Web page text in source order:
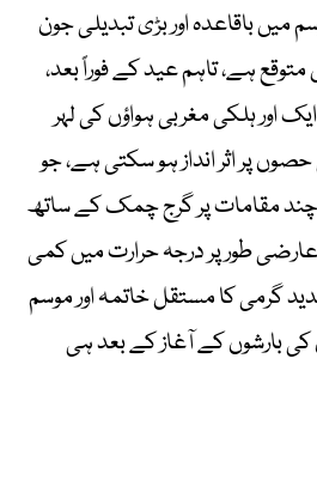
باقاعدہ اور بڑی تبدیلی جون
ہے، تاہم عید کے فوراً بعد،
اور ہلکی مغربی ہواؤں کی لہر
پر اثر انداز ہو سکتی ہے، جو
چند مقامات پر گرج چمک کے ساتھ
طور پر درجہ حرارت میں کمی
گرمی کا مستقل خاتمہ اور موسم
بارشوں کے آغاز کے بعد ہی